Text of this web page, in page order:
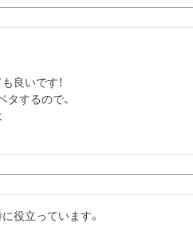
良いです！
するので、
役立っています。